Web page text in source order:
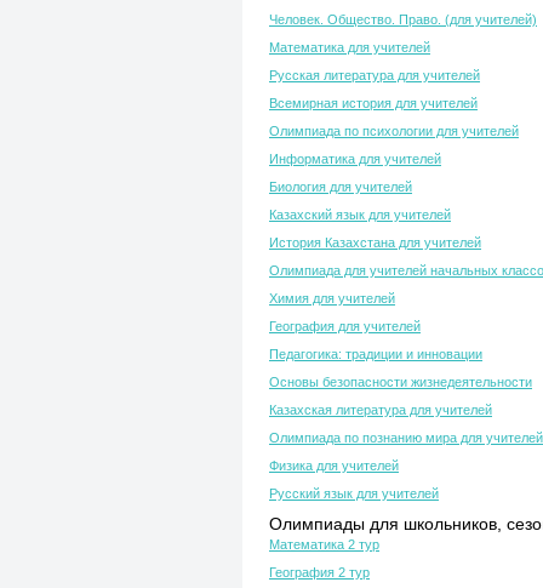
Человек. Общество. Право. (для учителей)
Математика для учителей
Русская литература для учителей
Всемирная история для учителей
Олимпиада по психологии для учителей
Информатика для учителей
Биология для учителей
Казахский язык для учителей
История Казахстана для учителей
Олимпиада для учителей начальных
Химия для учителей
География для учителей
Педагогика: традиции и инновации
Основы безопасности жизнедеятельности
Казахская литература для учителей
Олимпиада по познанию мира для учителей
Физика для учителей
Русский язык для учителей
Олимпиады для школьников,
Математика 2 тур
География 2 тур